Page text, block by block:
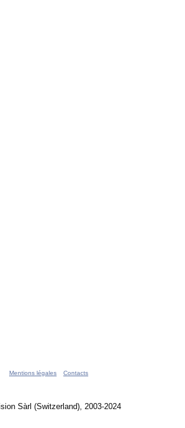
Mentions légales Contacts
Sàrl (Switzerland), 2003-2024